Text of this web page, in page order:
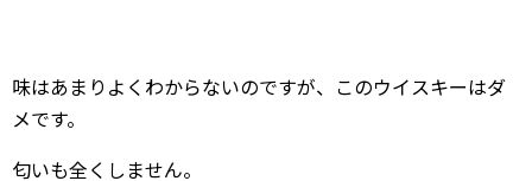
味はあまりよくわからないのですが、このウイスキーはダ
メです。
匂いも全くしません。